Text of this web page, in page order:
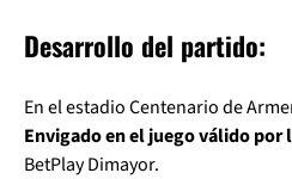
Desarrollo del partido:
En el estadio Centenario de
Envigado en el juego válido por
BetPlay Dimayor.